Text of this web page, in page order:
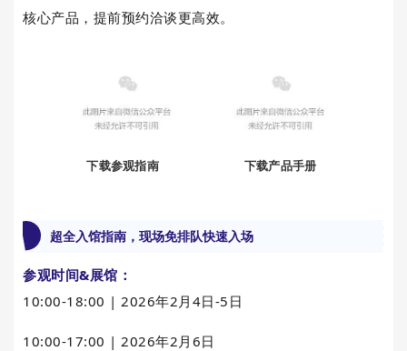
核心产品，提前预约洽谈更高效。
下载参观指南 下载产品手册
超全入馆指南，现场免排队快速入场
参观时间&展馆：
10:00-18:00 | 2026年2月4日-5日
10:00-17:00 | 2026年2月6日